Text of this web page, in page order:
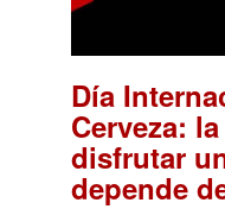
Día
Cerveza:
disfrutar
depende